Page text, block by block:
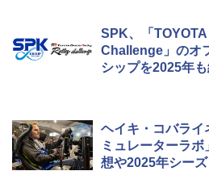
SPK、「
Challenge」のオ
シップを2025年
ヘイキ・コバラ
ミュレーターラ
想や2025年シー